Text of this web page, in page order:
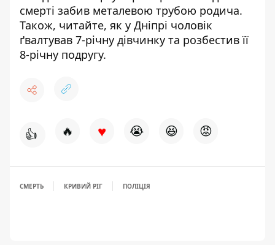
смерті забив металевою трубою родича.
Також, читайте, як у Дніпрі чоловік
ґвалтував 7-річну дівчинку та розбестив її
8-річну подругу.
👍 🔥 ♥ 😭 😆 😡
СМЕРТЬ КРИВИЙ РІГ ПОЛІЦІЯ